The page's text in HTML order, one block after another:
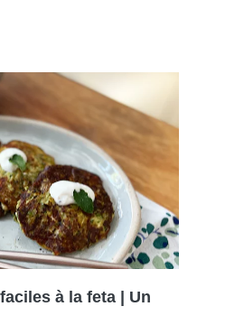
à la feta | Un